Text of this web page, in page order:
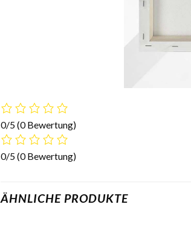
0/5(0 Bewertung)
0/5(0 Bewertung)
ÄHNLICHE PRODUKTE